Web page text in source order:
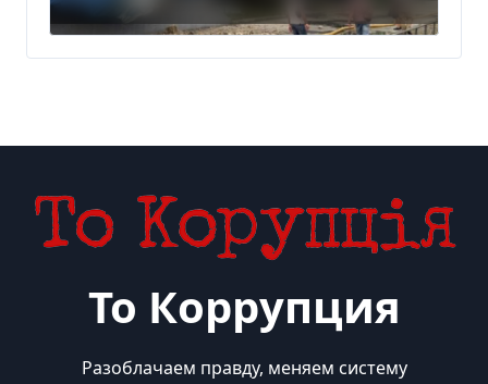
То Коррупция
Разоблачаем правду, меняем систему